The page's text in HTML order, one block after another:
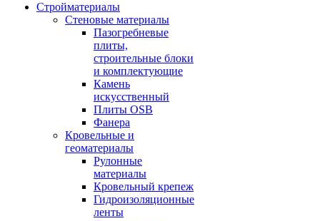
Стройматериалы
Стеновые материалы
Пазогребневые
плиты,
строительные блоки
и комплектующие
Камень
искусственный
Плиты OSB
Фанера
Кровельные и
геоматериалы
Рулонные
материалы
Кровельный крепеж
Гидроизоляционные
ленты